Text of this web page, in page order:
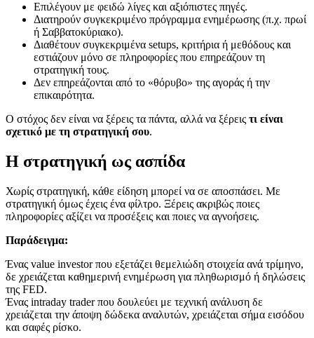
Επιλέγουν με φειδώ λίγες και αξιόπιστες πηγές.
Διατηρούν συγκεκριμένο πρόγραμμα ενημέρωσης (π.χ. πρωί
ή Σαββατοκύριακο).
Διαθέτουν συγκεκριμένα setups, κριτήρια ή μεθόδους και
εστιάζουν μόνο σε πληροφορίες που επηρεάζουν τη
στρατηγική τους.
Δεν επηρεάζονται από το «θόρυβο» της αγοράς ή την
επικαιρότητα.
Ο στόχος δεν είναι να ξέρεις τα πάντα, αλλά να ξέρεις τι είναι
σχετικό με τη στρατηγική σου.
Η στρατηγική ως ασπίδα
Χωρίς στρατηγική, κάθε είδηση μπορεί να σε αποσπάσει. Με
στρατηγική όμως έχεις ένα φίλτρο. Ξέρεις ακριβώς ποιες
πληροφορίες αξίζει να προσέξεις και ποιες να αγνοήσεις.
Παράδειγμα:
Ένας value investor που εξετάζει θεμελιώδη στοιχεία ανά τρίμηνο,
δε χρειάζεται καθημερινή ενημέρωση για πληθωρισμό ή δηλώσεις
της FED.
Ένας intraday trader που δουλεύει με τεχνική ανάλυση δε
χρειάζεται την άποψη δώδεκα αναλυτών, χρειάζεται σήμα εισόδου
και σαφές ρίσκο.